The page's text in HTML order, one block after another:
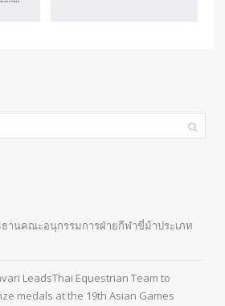
านคณะอนุกรรมการฝ่ายกีฬาขี่ม้าประเภท
LeadsThai Equestrian Team to
medals at the 19th Asian Games